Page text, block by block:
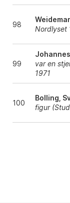
98
Nordlyset
99
var en
1971
100
Bolling,
figur